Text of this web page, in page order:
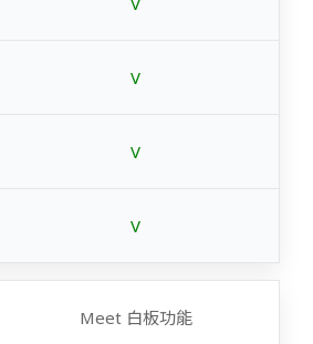
V
V
V
Meet 白板功能